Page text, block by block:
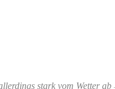
stark vom Wetter ab